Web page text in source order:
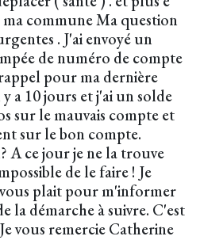
commune Ma question
. J'ai envoyé un
de numéro de compte
pour ma dernière
a 10 jours et j'ai un solde
sur le mauvais compte et
sur le bon compte.
A ce jour je ne la trouve
de le faire ! Je
plait pour m'informer
la démarche à suivre. C'est
vous remercie Catherine